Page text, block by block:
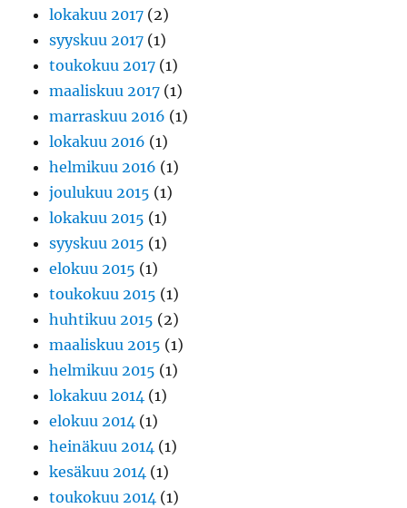
lokakuu 2017 (2)
syyskuu 2017 (1)
toukokuu 2017 (1)
maaliskuu 2017 (1)
marraskuu 2016 (1)
lokakuu 2016 (1)
helmikuu 2016 (1)
joulukuu 2015 (1)
lokakuu 2015 (1)
syyskuu 2015 (1)
elokuu 2015 (1)
toukokuu 2015 (1)
huhtikuu 2015 (2)
maaliskuu 2015 (1)
helmikuu 2015 (1)
lokakuu 2014 (1)
elokuu 2014 (1)
heinäkuu 2014 (1)
kesäkuu 2014 (1)
toukokuu 2014 (1)